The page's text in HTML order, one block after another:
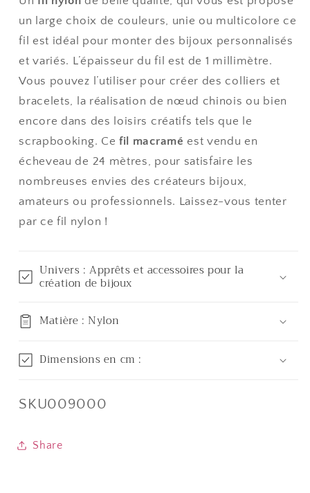
mètres
mètres
un large choix de couleurs, unie ou multicolore ce
fil est idéal pour monter des bijoux personnalisés
et variés. L’épaisseur du fil est de 1 millimètre.
Vous pouvez l’utiliser pour créer des colliers et
bracelets, la réalisation de nœud chinois ou bien
encore dans des loisirs créatifs tels que le
scrapbooking. Ce fil macramé est vendu en
écheveau de 24 mètres, pour satisfaire les
nombreuses envies des créateurs bijoux,
amateurs ou professionnels. Laissez-vous tenter
par ce fil nylon !
Univers : Apprêts et accessoires pour la
création de bijoux
Matière : Nylon
Dimensions en cm :
SKU:
SKU009000
Share